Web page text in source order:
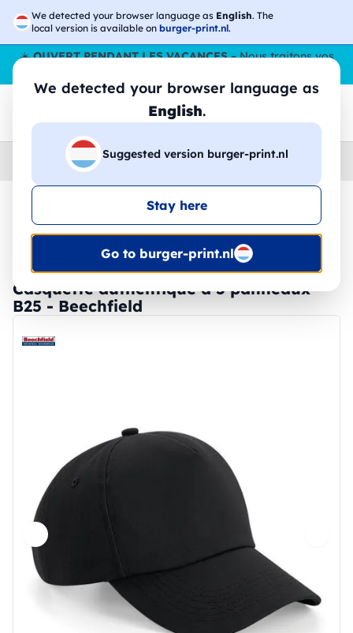
We detected your browser language as English. The
local version is available on burger-print.nl.
We detected your browser language as
English.
Suggested version burger-print.nl
Stay here
Go to burger-print.nl
☀️OUVERT PENDANT LES VACANCES– Nous traitons vos
Accessoires › chapeaux-personnalises
🔥 Impression DTF à -30 %
Casquette authentique à 5 panneaux -
B25 - Beechfield